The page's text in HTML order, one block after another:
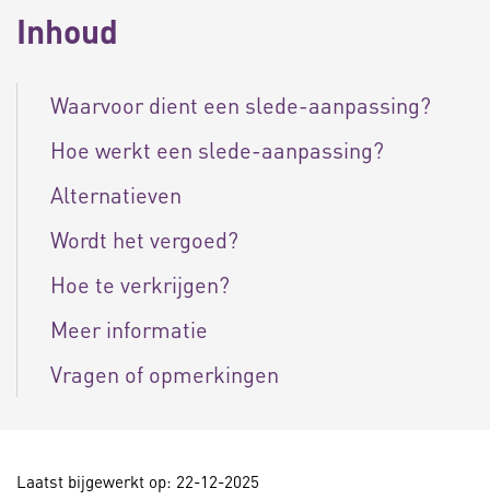
Inhoud
Waarvoor dient een slede-aanpassing?
Hoe werkt een slede-aanpassing?
Alternatieven
Wordt het vergoed?
Hoe te verkrijgen?
Meer informatie
Vragen of opmerkingen
Laatst bijgewerkt op: 22-12-2025